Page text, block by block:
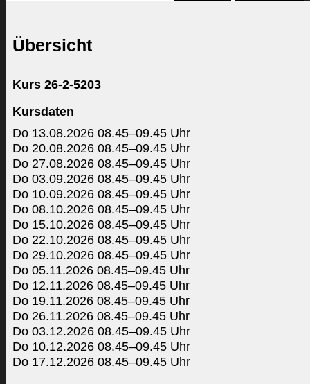
Übersicht
Kurs 26-2-5203
Kursdaten
Do 13.08.2026 08.45–09.45 Uhr
Do 20.08.2026 08.45–09.45 Uhr
Do 27.08.2026 08.45–09.45 Uhr
Do 03.09.2026 08.45–09.45 Uhr
Do 10.09.2026 08.45–09.45 Uhr
Do 08.10.2026 08.45–09.45 Uhr
Do 15.10.2026 08.45–09.45 Uhr
Do 22.10.2026 08.45–09.45 Uhr
Do 29.10.2026 08.45–09.45 Uhr
Do 05.11.2026 08.45–09.45 Uhr
Do 12.11.2026 08.45–09.45 Uhr
Do 19.11.2026 08.45–09.45 Uhr
Do 26.11.2026 08.45–09.45 Uhr
Do 03.12.2026 08.45–09.45 Uhr
Do 10.12.2026 08.45–09.45 Uhr
Do 17.12.2026 08.45–09.45 Uhr